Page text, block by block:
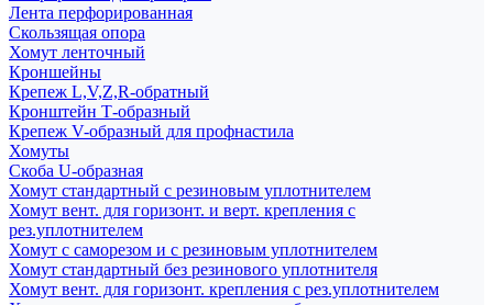
Лента перфорированная
Скользящая опора
Хомут ленточный
Кроншейны
Крепеж L,V,Z,R-обратный
Кронштейн Т-образный
Крепеж V-образный для профнастила
Хомуты
Скоба U-образная
Хомут стандартный с резиновым уплотнителем
Хомут вент. для горизонт. и верт. крепления с
рез.уплотнителем
Хомут с саморезом и с резиновым уплотнителем
Хомут стандартный без резинового уплотнителя
Хомут вент. для горизонт. крепления с рез.уплотнителем